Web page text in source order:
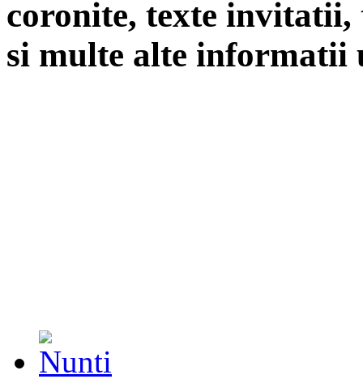
coronite, texte
si multe alte informatii